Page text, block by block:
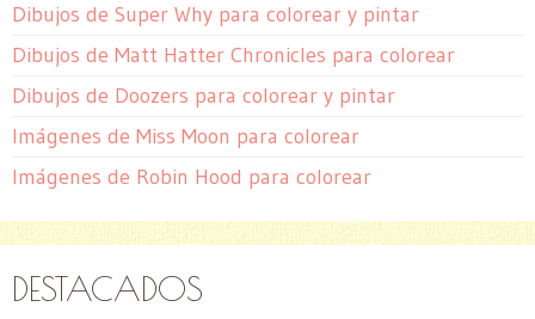
Dibujos de Super Why para colorear y pintar
Dibujos de Matt Hatter Chronicles para colorear
Dibujos de Doozers para colorear y pintar
Imágenes de Miss Moon para colorear
Imágenes de Robin Hood para colorear
DESTACADOS